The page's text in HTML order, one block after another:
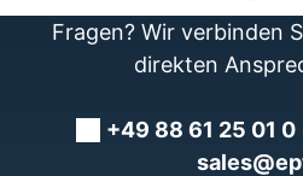
Fragen? Wir verbinden
direkten
+49 88 61 25 01 0